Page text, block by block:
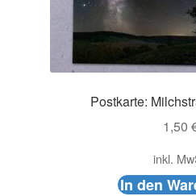
Postkarte:
1,50
inkl.
In den